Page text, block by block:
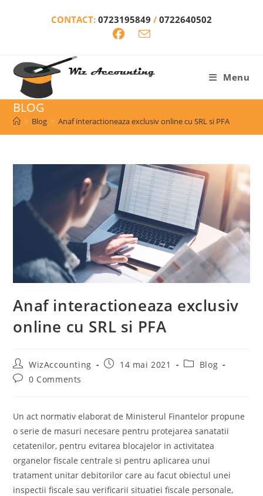
CONTACT: 0723195849 / 0722640502
Menu
BLOG
> Blog > Anaf interactioneaza exclusiv online cu SRL si PFA
Anaf interactioneaza exclusiv
online cu SRL si PFA
Post
author:
WizAccounting
Post14 mai 2021
PostBlog
Post0 Comments
Un act normativ elaborat de Ministerul Finantelor propune
o serie de masuri necesare pentru protejarea sanatatii
cetatenilor, pentru evitarea blocajelor in activitatea
organelor fiscale centrale si pentru aplicarea unui
tratament unitar debitorilor care au facut obiectul unei
inspectii fiscale sau verificarii situatiei fiscale personale,